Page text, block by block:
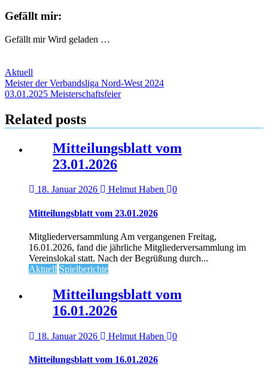
Gefällt mir:
Gefällt mir Wird geladen …
Aktuell
Beitragsnavigation
Meister der Verbandsliga Nord-West 2024
03.01.2025 Meisterschaftsfeier
Related posts
Mitteilungsblatt vom
23.01.2026
18. Januar 2026 Helmut Haben 0
Mitteilungsblatt vom 23.01.2026
Mitgliederversammlung Am vergangenen Freitag,
16.01.2026, fand die jährliche Mitgliederversammlung im
Vereinslokal statt. Nach der Begrüßung durch...
Aktuell Spielberichte
Mitteilungsblatt vom
16.01.2026
18. Januar 2026 Helmut Haben 0
Mitteilungsblatt vom 16.01.2026